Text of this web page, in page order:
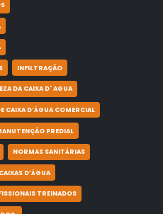
INFILTRAÇÃO
DA CAIXA D' AGUA
CAIXA D’ÁGUA COMERCIAL
PREDIAL
NORMAS SANITÁRIAS
D’ÁGUA
TREINADOS